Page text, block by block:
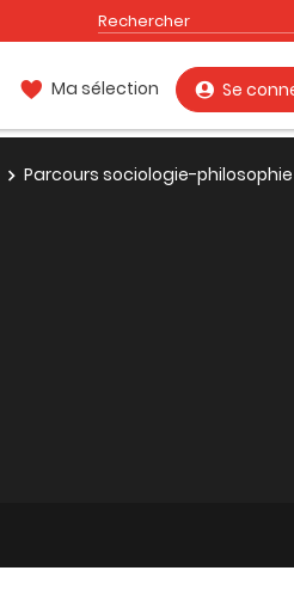
Ma sélection Se
Parcours sociologie-philosophie